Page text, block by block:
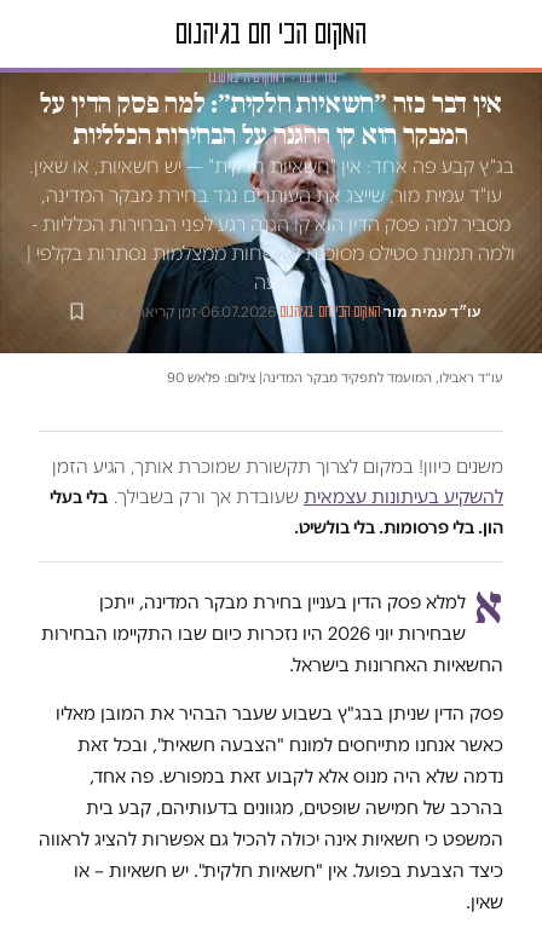
טור דעה · דמוקרטיה במשבר
אין דבר כזה ״חשאיות חלקית״: למה פסק הדין על
המבקר הוא קו ההגנה על הבחירות הכלליות
בג"ץ קבע פה אחד: אין "חשאיות חלקית" — יש חשאיות, או שאין.
עו"ד עמית מור, שייצג את העותרים נגד בחירת מבקר המדינה,
מסביר למה פסק הדין הוא קו הגנה רגע לפני הבחירות הכלליות -
ולמה תמונת סטילס מסוכנת לא פחות ממצלמות נסתרות בקלפי |
דעה
עו״ד עמית מור·המקום הכי חם בגיהנום·
06.07.2026
·זמן קריאה 4 דק׳
עו״ד ראבילו, המועמד לתפקיד מבקר המדינה| צילום: פלאש 90
משנים כיוון! במקום לצרוך תקשורת שמוכרת אותך, הגיע הזמן
להשקיע בעיתונות עצמאית שעובדת אך ורק בשבילך. בלי בעלי
הון. בלי פרסומות. בלי בולשיט.
א למלא פסק הדין בעניין בחירת מבקר המדינה, ייתכן
שבחירות יוני 2026 היו נזכרות כיום שבו התקיימו הבחירות
החשאיות האחרונות בישראל.
פסק הדין שניתן בבג"ץ בשבוע שעבר הבהיר את המובן מאליו
כאשר אנחנו מתייחסים למונח "הצבעה חשאית", ובכל זאת
נדמה שלא היה מנוס אלא לקבוע זאת במפורש. פה אחד,
בהרכב של חמישה שופטים, מגוונים בדעותיהם, קבע בית
המשפט כי חשאיות אינה יכולה להכיל גם אפשרות להציג לראווה
כיצד הצבעת בפועל. אין "חשאיות חלקית". יש חשאיות – או
שאין.